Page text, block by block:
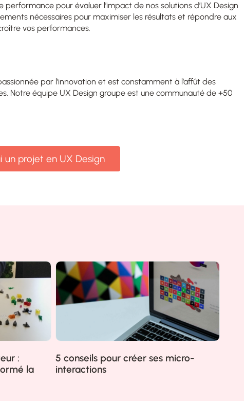
pour évaluer l’impact de nos solutions d’UX Design
nécessaires pour maximiser les résultats et répondre aux
vos performances.
par l’innovation et est constamment à l’affût des
Notre équipe UX Design groupe est une communauté de +50
un projet en UX Design
:
la
5 conseils pour créer ses micro-
interactions